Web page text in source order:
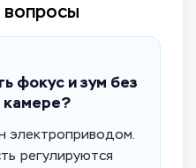
фокус и зум без
камере?
электроприводом.
регулируются